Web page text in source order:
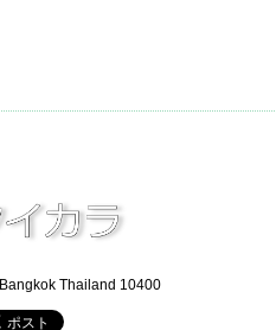
Bangkok Thailand 10400